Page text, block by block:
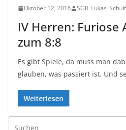
Oktober 12, 2016
IV Herren: Furiose
zum 8:8
Es gibt Spiele, da muss man
glauben, was passiert ist. Und
Weiterlesen